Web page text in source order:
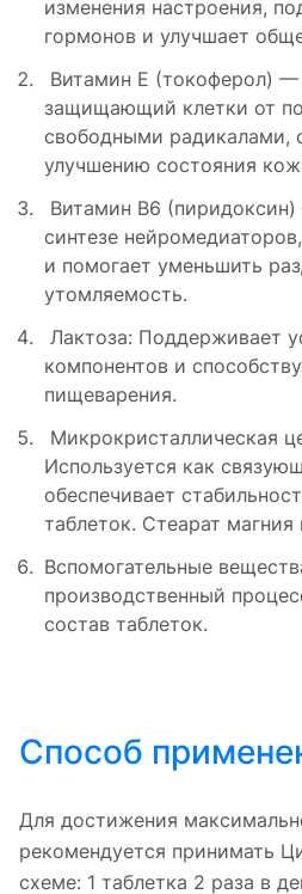
изменения настроения,
гормонов и улучшает
Витамин E (токоферол) —
защищающий клетки от
свободными радикалами,
улучшению состояния
Витамин B6
синтезе
и помогает уменьшить
утомляемость.
Лактоза: Поддерживает
компонентов и
пищеварения.
Микрокристаллическая
Используется как
обеспечивает
таблеток. Стеарат
Вспомогательные
производственный
состав таблеток.
Способ
Для достижения
рекомендуется принимать
схеме: 1 таблетка 2 раза в